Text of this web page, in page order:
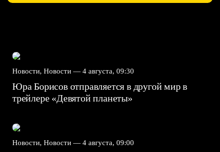
Новости, Новости — 4 августа, 09:30
Юра Борисов отправляется в другой мир в
трейлере «Девятой планеты»
Новости, Новости — 4 августа, 09:00